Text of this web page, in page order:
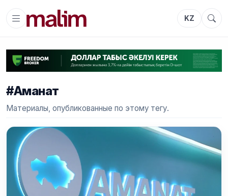
KZ
#Аманат
Материалы, опубликованные по этому тегу.